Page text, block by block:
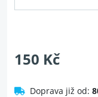
150 Kč
Doprava již od: